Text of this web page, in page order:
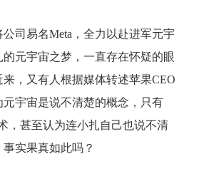
司易名Meta，全力以赴进军元宇
元宇宙之梦，一直存在怀疑的眼
，又有人根据媒体转述苹果CEO
元宇宙是说不清楚的概念，只有
，甚至认为连小扎自己也说不清
实果真如此吗？